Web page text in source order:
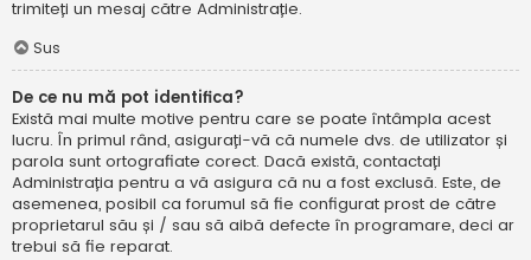
trimiteți un mesaj către Administrație.
Sus
De ce nu mă pot identifica?
Există mai multe motive pentru care se poate întâmpla acest
lucru. În primul rând, asigurați-vă că numele dvs. de utilizator și
parola sunt ortografiate corect. Dacă există, contactați
Administrația pentru a vă asigura că nu a fost exclusă. Este, de
asemenea, posibil ca forumul să fie configurat prost de către
proprietarul său și / sau să aibă defecte în programare, deci ar
trebui să fie reparat.